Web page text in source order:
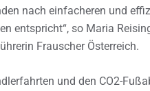
nach einfacheren und
entspricht“, so Maria
Frauscher Österreich.
und den CO2-